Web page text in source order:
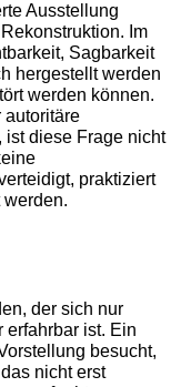
Ausstellung
Im
Sagbarkeit
hergestellt werden
werden können.
autoritäre
ist diese Frage nicht
praktiziert
der sich nur
erfahrbar ist. Ein
besucht,
nicht erst